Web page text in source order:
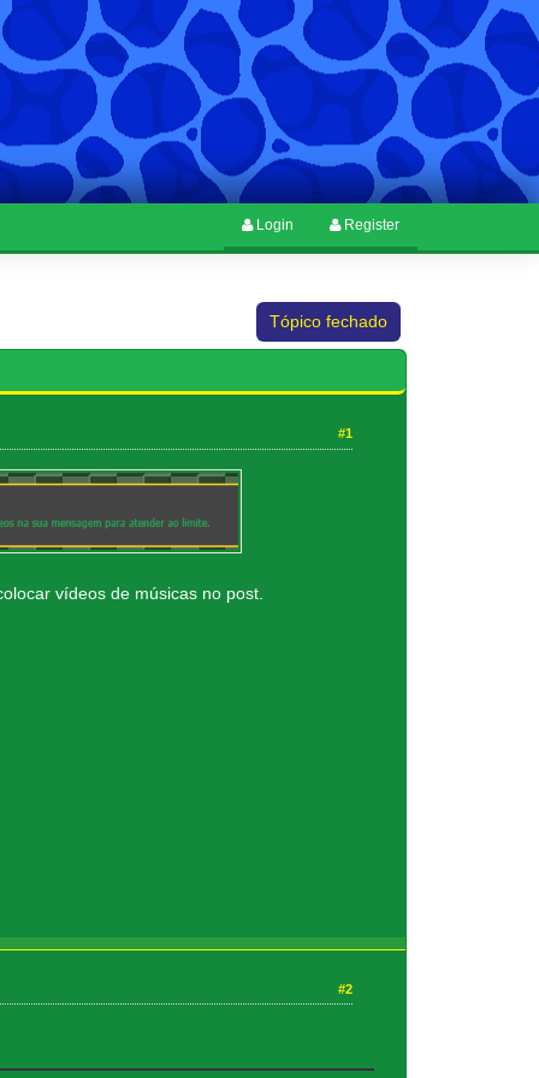
Register
Login
Tópico fechado
#1
vídeos de músicas no post.
#2